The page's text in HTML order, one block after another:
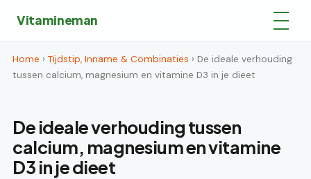
Vitamineman
Home › Tijdstip, Inname & Combinaties › De ideale verhouding
tussen calcium, magnesium en vitamine D3 in je dieet
De ideale verhouding tussen
calcium, magnesium en vitamine
D3 in je dieet